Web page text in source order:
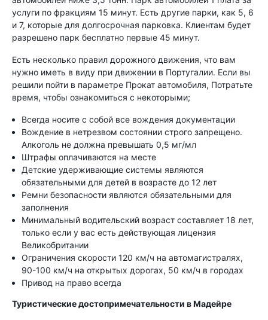
услуги по фракциям 15 минут. Есть другие парки, как 5, 6
и 7, которые для долгосрочная парковка. Клиентам будет
разрешено парк бесплатно первые 45 минут.
Есть несколько правил дорожного движения, что вам
нужно иметь в виду при движении в Португалии. Если вы
решили пойти в параметре Прокат автомобиля, Потратьте
время, чтобы ознакомиться с некоторыми;
Всегда носите с собой все вождения документации
Вождение в нетрезвом состоянии строго запрещено.
Алкоголь не должна превышать 0,5 мг/мл
Штрафы оплачиваются на месте
Детские удерживающие системы являются
обязательными для детей в возрасте до 12 лет
Ремни безопасности являются обязательными для
заполнения
Минимальный водительский возраст составляет 18 лет,
только если у вас есть действующая лицензия
Великобритании
Ограничения скорости 120 км/ч на автомагистралях,
90-100 км/ч на открытых дорогах, 50 км/ч в городах
Привод на право всегда
Туристические достопримечательности в Мадейре